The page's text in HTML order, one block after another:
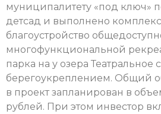
муниципалитету «под ключ»
детсад и выполнено
благоустройство
многофункциональной
парка на у озера Театральное с
берегоукреплением. Общий
в проект запланирован в
рублей. При этом инвестор